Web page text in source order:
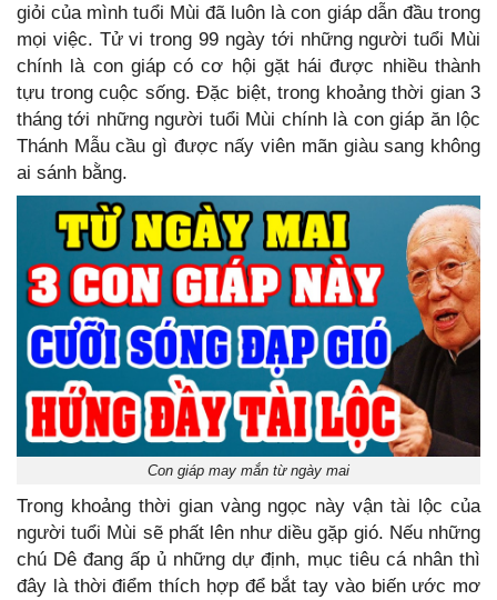
giỏi của mình tuổi Mùi đã luôn là con giáp dẫn đầu trong
mọi việc. Tử vi trong 99 ngày tới những người tuổi Mùi
chính là con giáp có cơ hội gặt hái được nhiều thành
tựu trong cuộc sống. Đặc biệt, trong khoảng thời gian 3
tháng tới những người tuổi Mùi chính là con giáp ăn lộc
Thánh Mẫu cầu gì được nấy viên mãn giàu sang không
ai sánh bằng.
Con giáp may mắn từ ngày mai
Trong khoảng thời gian vàng ngọc này vận tài lộc của
người tuổi Mùi sẽ phất lên như diều gặp gió. Nếu những
chú Dê đang ấp ủ những dự định, mục tiêu cá nhân thì
đây là thời điểm thích hợp để bắt tay vào biến ước mơ